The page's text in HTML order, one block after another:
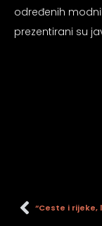
određenih
prezentirani su